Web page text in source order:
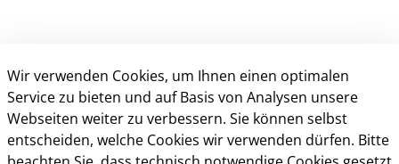
Anschrift & Kontakt
Kreisverwaltung Gütersloh
Herzebrocker Str. 140
Wir verwenden Cookies, um Ihnen einen optimalen
Service zu bieten und auf Basis von Analysen unsere
Webseiten weiter zu verbessern. Sie können selbst
entscheiden, welche Cookies wir verwenden dürfen. Bitte